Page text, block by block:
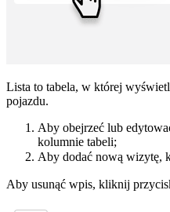
Lista to tabela, w której
pojazdu.
Aby obejrzeć lub
kolumnie tabeli;
Aby dodać nową wizytę,
Aby usunąć wpis, kliknij